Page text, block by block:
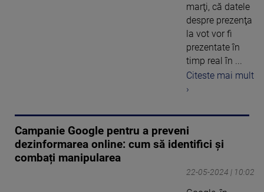
marţi, că datele
despre prezenţa
la vot vor fi
prezentate în
timp real în ...
Citeste mai mult
›
Campanie Google pentru a preveni
dezinformarea online: cum să identifici și
combați manipularea
22-05-2024 | 10:02